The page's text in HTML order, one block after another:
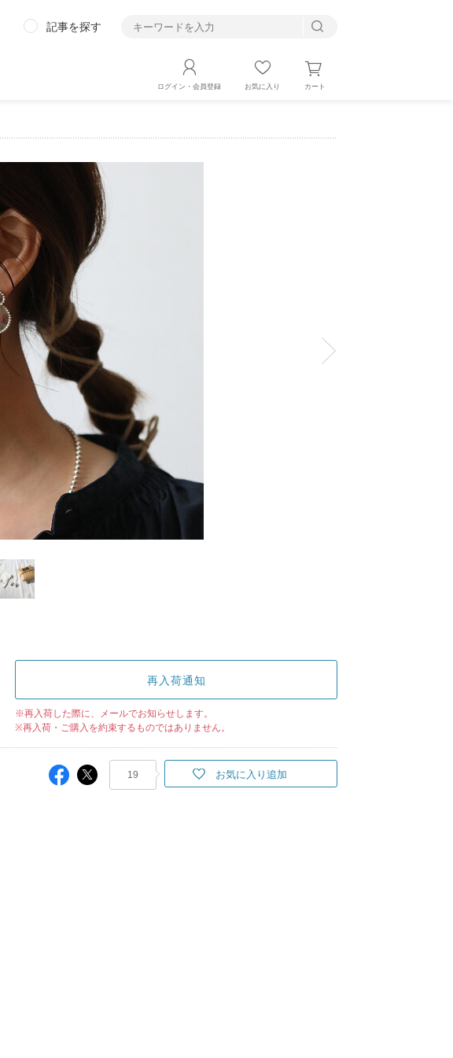
記事を探す
ログイン・会員登録 お気に入り カート
再入荷通知
※再入荷した際に、メールでお知らせします。
※再入荷・ご購入を約束するものではありません。
19 お気に入り追加